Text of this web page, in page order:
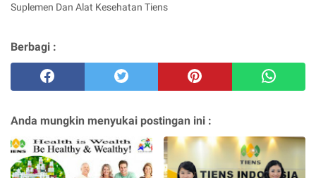
Suplemen Dan Alat Kesehatan Tiens
Berbagi :
Anda mungkin menyukai postingan ini :